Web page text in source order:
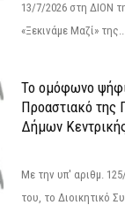
13/7/2026 στη ΔΙΟΝ
«Ξεκινάμε Μαζί»
Το ομόφωνο
Προαστιακό της
Δήμων
Με την υπ' αριθμ.
του, το Διοικητικό